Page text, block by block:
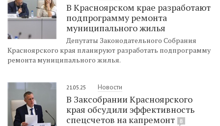
В Красноярском крае разработают
подпрограмму ремонта
муниципального жилья
Депутаты Законодательного Собрания
Красноярского края планируют разработать подпрограмму
ремонта муниципального жилья.
21.05.25 Новости
В Заксобрании Красноярского
края обсудили эффективность
спецсчетов на капремонт
8